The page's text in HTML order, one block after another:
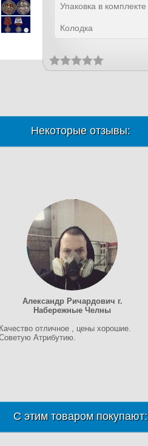
Упаковка в комплекте
Колодка
Некоторые отзывы:
Александр Ричардович г.
Набережные Челны
Качество отличное , цены хорошие.
Атрибутию.
С этим товаром покупают: